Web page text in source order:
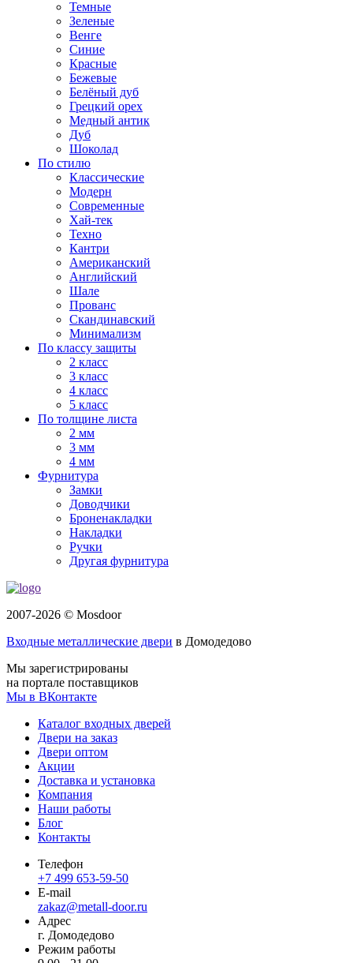
Темные
Зеленые
Венге
Синие
Красные
Бежевые
Белёный дуб
Грецкий орех
Медный антик
Дуб
Шоколад
По стилю
Классические
Модерн
Современные
Хай-тек
Техно
Кантри
Американский
Английский
Шале
Прованс
Скандинавский
Минимализм
По классу защиты
2 класс
3 класс
4 класс
5 класс
По толщине листа
2 мм
3 мм
4 мм
Фурнитура
Замки
Доводчики
Броненакладки
Накладки
Ручки
Другая фурнитура
2007-2026 © Mosdoor
Входные металлические двери в Домодедово
Мы зарегистрированы
на портале поставщиков
Мы в ВКонтакте
Каталог входных дверей
Двери на заказ
Двери оптом
Акции
Доставка и установка
Компания
Наши работы
Блог
Контакты
Телефон
+7 499 653-59-50
E-mail
zakaz@metall-door.ru
Адрес
г. Домодедово
Режим работы